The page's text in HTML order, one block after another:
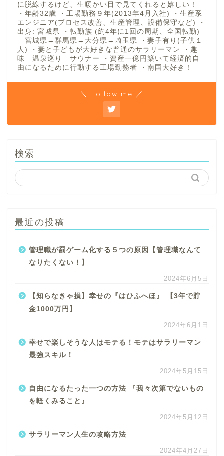
に脱線するけど、生暖かい目で見てくれると嬉しい！
・年齢32歳 ・工場勤務９年(2013年4月入社) ・生産系
エンジニア(プロセス改善、生産管理、設備保守など) ・
出身: 宮城県 ・転勤族 (約4年に1回の周期、全国転勤)
宮城県→群馬県→大分県→埼玉県 ・妻子有り(子供１
人) ・妻と子どもが大好きな普通のサラリーマン ・趣
味 温泉巡り サウナー ・資産一億円築いて経済的自
由になるために行動する工場勤務者 ・南国大好き！
＼ Follow me ／
検索
最近の投稿
管理職が罰ゲーム化する５つの原因【管理職なんて
なりたくない！】
2024年6月5日
【知らなきゃ損】幸せの『はひふへほ』 【3年で貯
金1000万円】
2024年6月1日
幸せで楽しそうな人はモテる！モテはサラリーマン
最強スキル！
2024年5月15日
自由になるたった一つの方法 『我々次第でないもの
を軽くみること』
2024年5月12日
サラリーマン人生の攻略方法
2024年4月27日